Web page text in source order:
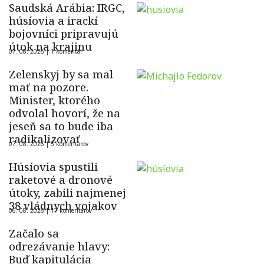
Saudská Arábia: IRGC,
húsíovia a irackí
bojovníci pripravujú
útok na krajinu
07. 08. 2026 | 1 komentár
Zelenskyj by sa mal
mať na pozore.
Minister, ktorého
odvolal hovorí, že na
jeseň sa to bude iba
radikalizovať
07. 08. 2026 |5 komentárov
Húsíovia spustili
raketové a dronové
útoky, zabili najmenej
38 vládnych vojakov
06. 08. 2026 |17 komentárov
Začalo sa
odrezávanie hlavy:
Buď kapitulácia